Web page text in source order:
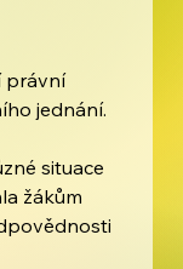
právní
jednání.
situace
žákům